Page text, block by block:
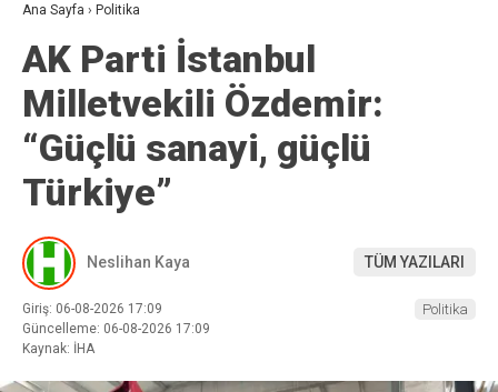
Ana Sayfa › Politika
AK Parti İstanbul
Milletvekili Özdemir:
“Güçlü sanayi, güçlü
Türkiye”
Neslihan Kaya TÜM YAZILARI
Giriş: 06-08-2026 17:09
Güncelleme: 06-08-2026 17:09
Kaynak: İHA
Politika